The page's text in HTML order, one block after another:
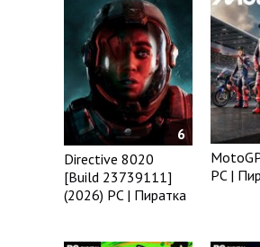
6
Directive 8020
[Build 23739111]
(2026) PC | Пиратка
PC |